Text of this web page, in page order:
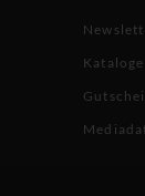
Kataloge